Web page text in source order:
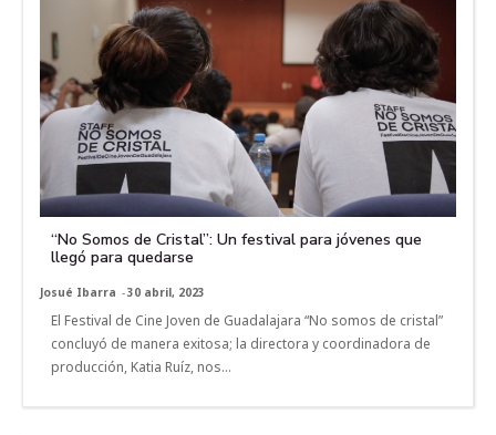
“No Somos de Cristal”: Un festival para jóvenes que
llegó para quedarse
Josué Ibarra -30 abril, 2023
El Festival de Cine Joven de Guadalajara “No somos de cristal”
concluyó de manera exitosa; la directora y coordinadora de
producción, Katia Ruíz, nos...